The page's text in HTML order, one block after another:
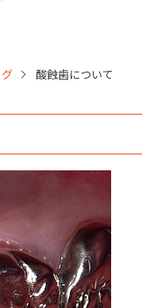
酸蝕歯について